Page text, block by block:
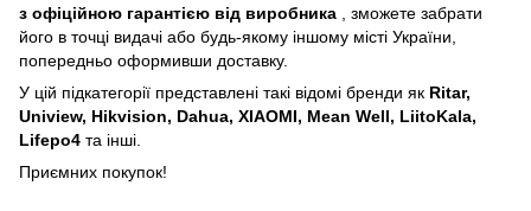
з офіційною гарантією від виробника , зможете забрати
його в точці видачі або будь-якому іншому місті України,
попередньо оформивши доставку.
У цій підкатегорії представлені такі відомі бренди як Ritar,
Uniview, Hikvision, Dahua, XIAOMI, Mean Well, LiitoKala,
Lifepo4 та інші.
Приємних покупок!